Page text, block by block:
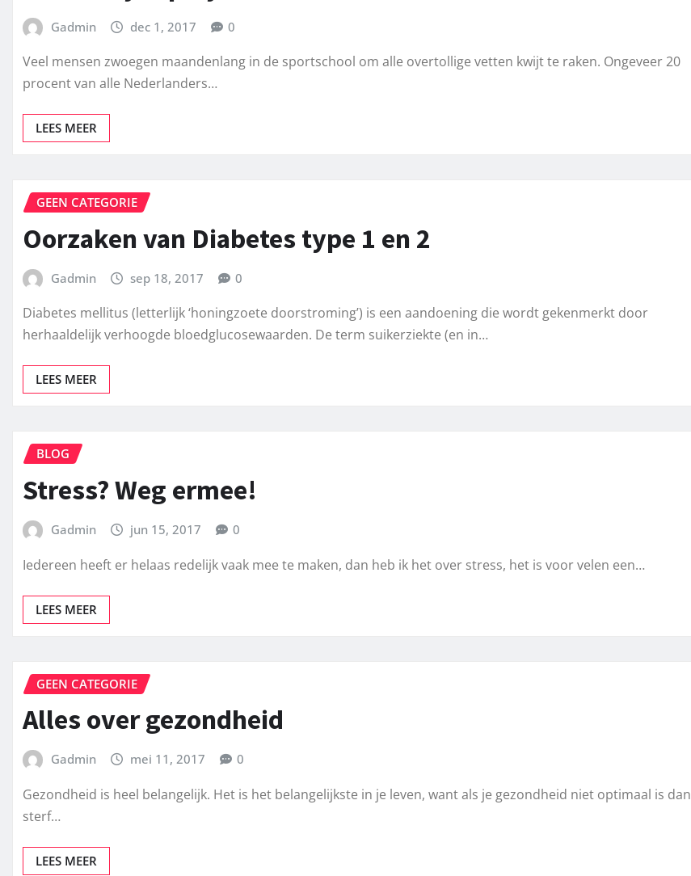
Gadmin dec 1, 2017 0
Veel mensen zwoegen maandenlang in de sportschool om alle overtollige vetten kwijt te raken. Ongeveer 20
procent van alle Nederlanders…
LEES MEER
GEEN CATEGORIE
Oorzaken van Diabetes type 1 en 2
Gadmin sep 18, 2017 0
Diabetes mellitus (letterlijk ‘honingzoete doorstroming’) is een aandoening die wordt gekenmerkt door
herhaaldelijk verhoogde bloedglucosewaarden. De term suikerziekte (en in…
LEES MEER
BLOG
Stress? Weg ermee!
Gadmin jun 15, 2017 0
Iedereen heeft er helaas redelijk vaak mee te maken, dan heb ik het over stress, het is voor velen een…
LEES MEER
GEEN CATEGORIE
Alles over gezondheid
Gadmin mei 11, 2017 0
Gezondheid is heel belangelijk. Het is het belangelijkste in je leven, want als je gezondheid niet optimaal is dan
sterf…
LEES MEER